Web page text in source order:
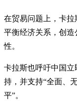
在贸易问题上，卡
平衡经济关系，创
性。
卡拉斯也呼吁中国
持，并支持“全面、
平”。